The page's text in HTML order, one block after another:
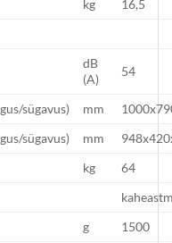
kg
16,5
dB
(A)
54
sügavus) mm
sügavus) mm
kg
64
g 1500